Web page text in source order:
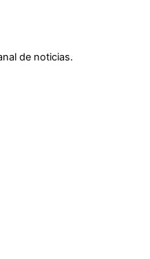
de noticias.